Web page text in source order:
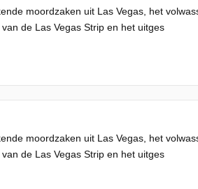
moordzaken uit Las Vegas, het
de Las Vegas Strip en het uitges
moordzaken uit Las Vegas, het
de Las Vegas Strip en het uitges